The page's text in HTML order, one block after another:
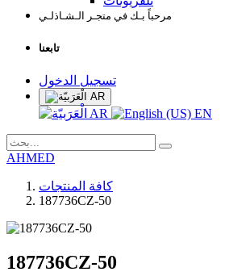
مرحباً بـك في متجـر الـشـاذلـي
تابعنا
تسجيل الدخول
AR
AR EN
AHMED
كافة المنتجات
187736CZ-50
187736CZ-50